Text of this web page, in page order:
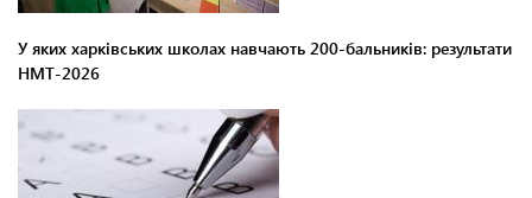
У яких харківських школах навчають 200-бальників: результати
НМТ-2026